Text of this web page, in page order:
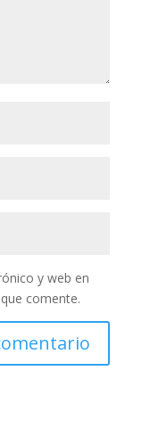
y web en
comente.